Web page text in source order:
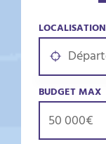
LOCALISATION
BUDGET MAX